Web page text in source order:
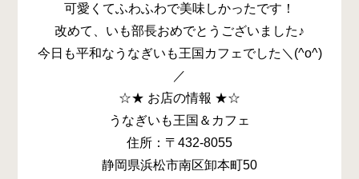
可愛くてふわふわで美味しかったです！
改めて、いも部長おめでとうございました♪
今日も平和なうなぎいも王国カフェでした＼(^o^)
／
☆★ お店の情報 ★☆
うなぎいも王国＆カフェ
住所：〒432-8055
静岡県浜松市南区卸本町50